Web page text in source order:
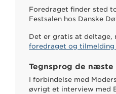
Foredraget finder sted
Festsalen hos Danske
Det er gratis at deltage,
foredraget og tilmelding
Tegnsprog de næste
I forbindelse med
øvrigt et interview med